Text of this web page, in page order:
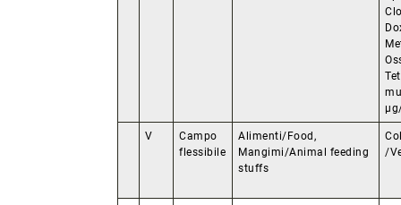
V
Campo
flessibile
Alimenti/Food,
Mangimi/Animal feeding
stuffs
/